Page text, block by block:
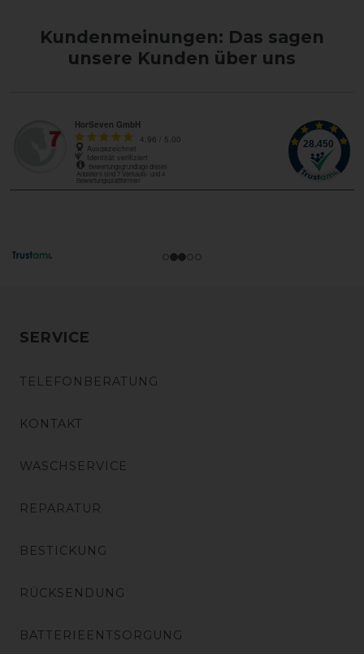
Kundenmeinungen: Das sagen
unsere Kunden über uns
SERVICE
TELEFONBERATUNG
KONTAKT
WASCHSERVICE
REPARATUR
BESTICKUNG
RÜCKSENDUNG
BATTERIEENTSORGUNG